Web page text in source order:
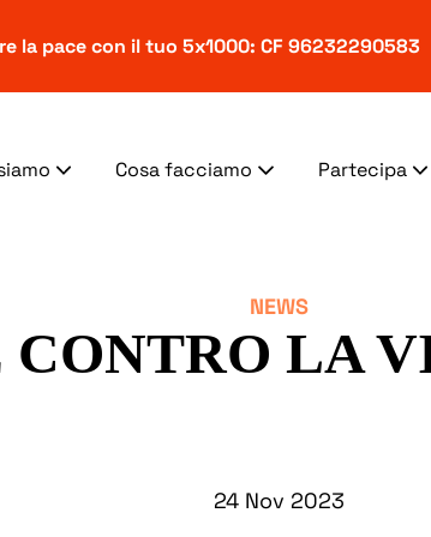
la pace con il tuo 5x1000: CF 96232290583
Cosa facciamo Partecipa
NEWS
CONTRO LA
24 Nov 2023